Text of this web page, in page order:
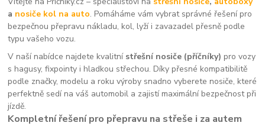
a nosiče kol na auto. Pomáháme vám vybrat správné řešení pro
bezpečnou přepravu nákladu, kol, lyží i zavazadel přesně podle
typu vašeho vozu.
V naší nabídce najdete kvalitní střešní nosiče (příčníky) pro vozy
s hagusy, fixpointy i hladkou střechou. Díky přesné kompatibilitě
podle značky, modelu a roku výroby snadno vyberete nosiče, které
perfektně sedí na váš automobil a zajistí maximální bezpečnost při
jízdě.
Kompletní řešení pro přepravu na střeše i za autem